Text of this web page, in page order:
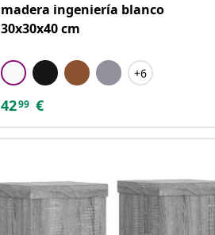
madera ingeniería blanco
30x30x40 cm
+6
4299 €